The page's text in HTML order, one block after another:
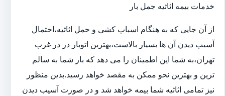
خدمات بیمه اثاثیه جمل بار
از آن جایی که به هنگام اسباب کشی و حمل اثاثیه،احتمال
آسیب دیدن آن ها بسیار بالاست،بهترین اتوبار در در غرب
تهران،به شما این اطمینان را می دهد که بار شما به سالم
ترین و بهترین نحو ممکن به مقصد خواهد رسید.بدین منظور
نیز تمامی اثاثیه شما بیمه خواهد شد و در صورت آسیب دیدن